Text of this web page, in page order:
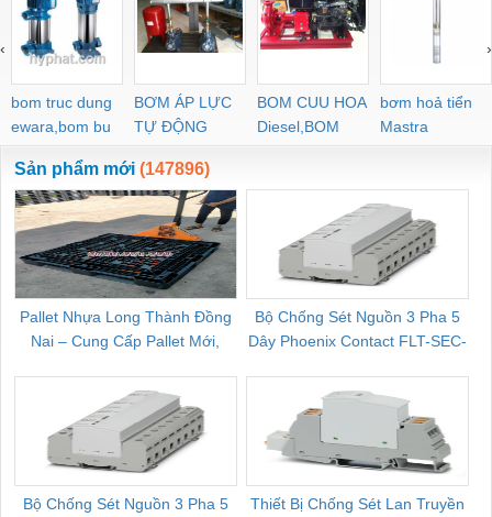
bom truc dung
ewara,bom bu
ewara
BƠM ÁP LỰC
TỰ ĐỘNG
BOM CUU HOA
Diesel,BOM
CHUA CHAY
bơm hoả tiển
Mastra
‹ ›
Sản phẩm mới (147896)
Pallet Nhựa Long Thành Đồng
Nai – Cung Cấp Pallet Mới,
Bộ Chống Sét Nguồn 3 Pha 5
Dây Phoenix Contact FLT-SEC-
Bộ Chống Sét Nguồn 3 Pha 5
Thiết Bị Chống Sét Lan Truyền